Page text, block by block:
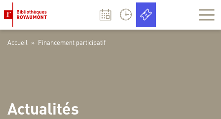
Accueil » Financement participatif
Actualités
Panneau de gestion des cookies